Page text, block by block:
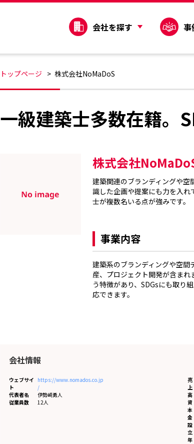
会社を探す 事
トップページ 株式会社NoMaDoS
一級建築士多数在籍。
株式会社
建築関連のブランディングや空
識した企画や提案にも力を入
士が複数名いる点が強みです。
事業内容
建築系のブランディングや空
産、プロジェクト開発が含ま
う特徴があり、SDGsにも取り
応できます。
会社情報
ウェブサイ
ト
https://www.nomados.co.jp
/
代表者名
伊勢崎勇人
従業員数
12人
売
上
高
資
本
金
設
立
年